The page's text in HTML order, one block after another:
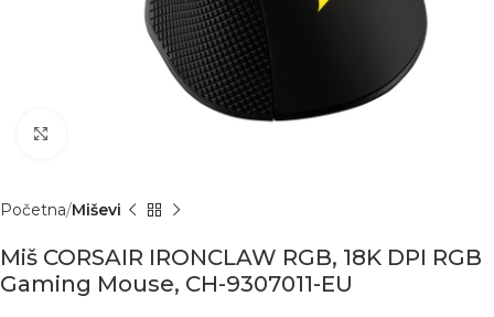
Početna Miševi
Miš CORSAIR IRONCLAW RGB, 18K DPI RGB
Gaming Mouse, CH-9307011-EU